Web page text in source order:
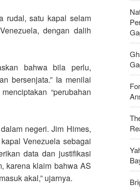
rudal, satu kapal selam
dengan dalih
bahwa bila perlu,
bersenjata.” Ia menilai
“perubahan
negeri. Jim Himes,
Venezuela sebagai
data dan justifikasi
karena klaim bahwa AS
akal,” ujarnya.